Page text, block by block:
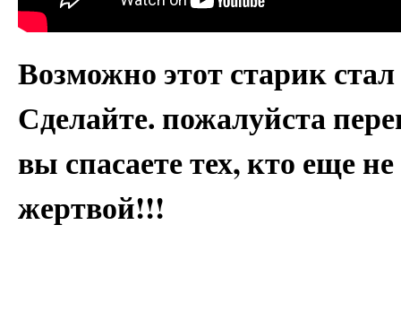
Возможно этот старик
Сделайте. пожалуйста
вы спасаете тех, кто еще
жертвой!!!